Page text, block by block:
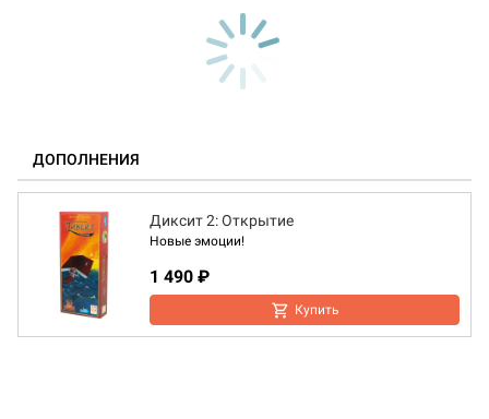
ДОПОЛНЕНИЯ
Диксит 2: Открытие
Новые эмоции!
1 490 ₽
Купить